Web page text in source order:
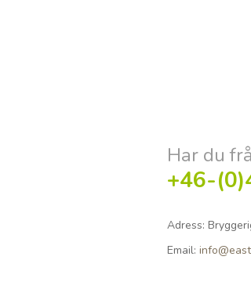
Har du
+46-
Adress:
Email: